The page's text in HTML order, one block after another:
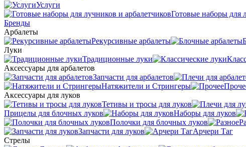
Услуги
Готовые наборы для
Бренды
Арбалеты
Рекурсивные арбалеты
Луки
Традиционные луки
Аксессуары для арбалетов
Запчасти для арбалетов
Натяжители и Стрингеры
Аксессуары для луков
Тетивы и тросы для луков
Прицелы для блочных луков
Наборы для луков
Полочки для блочных луков
Запчасти для луков
Арчери Таг
Стрелы